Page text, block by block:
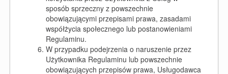
sposób sprzeczny z powszechnie
obowiązującymi przepisami prawa, zasadami
współżycia społecznego lub postanowieniami
Regulaminu.
W przypadku podejrzenia o naruszenie przez
Użytkownika Regulaminu lub powszechnie
obowiązujących przepisów prawa, Usługodawca